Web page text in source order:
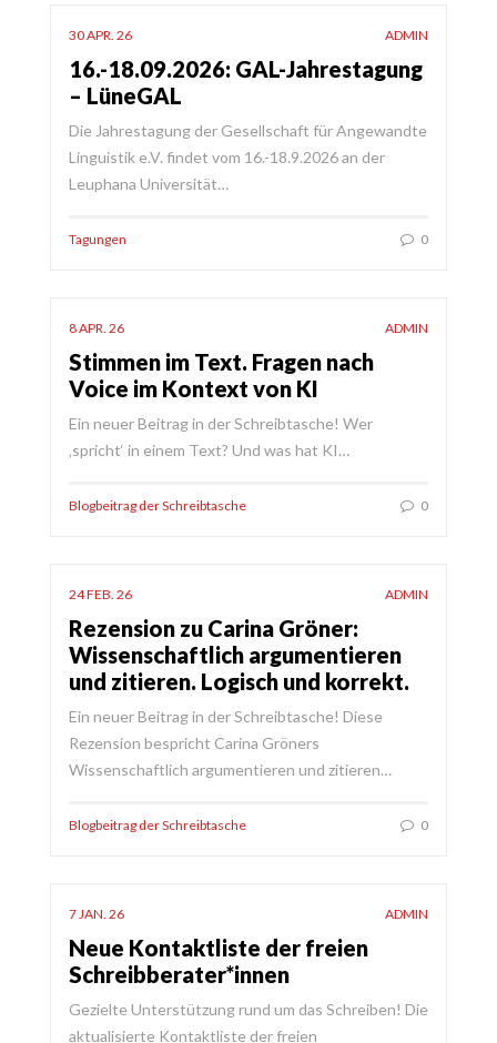
30 APR. 26 ADMIN
16.-18.09.2026: GAL-Jahrestagung
– LüneGAL
Die Jahrestagung der Gesellschaft für Angewandte
Linguistik e.V. findet vom 16.-18.9.2026 an der
Leuphana Universität…
Tagungen 0
8 APR. 26 ADMIN
Stimmen im Text. Fragen nach
Voice im Kontext von KI
Ein neuer Beitrag in der Schreibtasche! Wer
‚spricht‘ in einem Text? Und was hat KI…
Blogbeitrag der Schreibtasche 0
24 FEB. 26 ADMIN
Rezension zu Carina Gröner:
Wissenschaftlich argumentieren
und zitieren. Logisch und korrekt.
Ein neuer Beitrag in der Schreibtasche! Diese
Rezension bespricht Carina Gröners
Wissenschaftlich argumentieren und zitieren…
Blogbeitrag der Schreibtasche 0
7 JAN. 26 ADMIN
Neue Kontaktliste der freien
Schreibberater*innen
Gezielte Unterstützung rund um das Schreiben! Die
aktualisierte Kontaktliste der freien